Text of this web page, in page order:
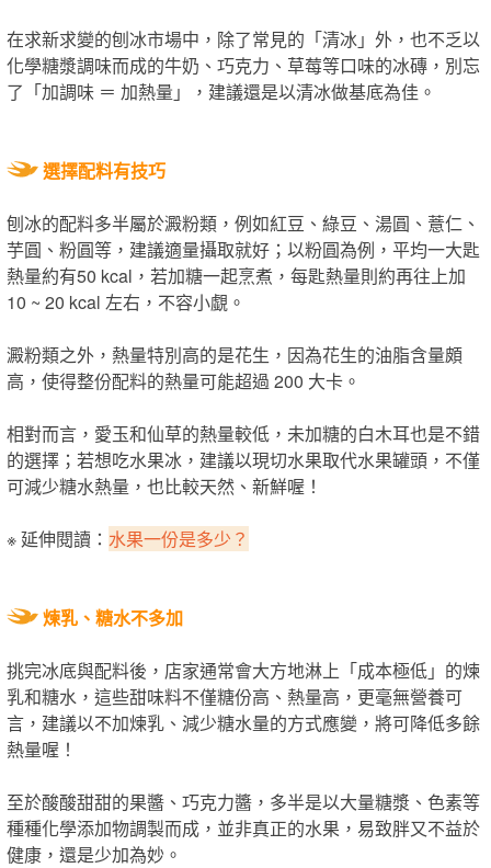
在求新求變的刨冰市場中，除了常見的「清冰」外，也不乏以
化學糖漿調味而成的牛奶、巧克力、草莓等口味的冰磚，別忘
了「加調味 ＝ 加熱量」，建議還是以清冰做基底為佳。
選擇配料有技巧
刨冰的配料多半屬於澱粉類，例如紅豆、綠豆、湯圓、薏仁、
芋圓、粉圓等，建議適量攝取就好；以粉圓為例，平均一大匙
熱量約有50 kcal，若加糖一起烹煮，每匙熱量則約再往上加
10 ~ 20 kcal 左右，不容小覷。
澱粉類之外，熱量特別高的是花生，因為花生的油脂含量頗
高，使得整份配料的熱量可能超過 200 大卡。
相對而言，愛玉和仙草的熱量較低，未加糖的白木耳也是不錯
的選擇；若想吃水果冰，建議以現切水果取代水果罐頭，不僅
可減少糖水熱量，也比較天然、新鮮喔！
※ 延伸閱讀： 水果一份是多少？
煉乳、糖水不多加
挑完冰底與配料後，店家通常會大方地淋上「成本極低」的煉
乳和糖水，這些甜味料不僅糖份高、熱量高，更毫無營養可
言，建議以不加煉乳、減少糖水量的方式應變，將可降低多餘
熱量喔！
至於酸酸甜甜的果醬、巧克力醬，多半是以大量糖漿、色素等
種種化學添加物調製而成，並非真正的水果，易致胖又不益於
健康，還是少加為妙。